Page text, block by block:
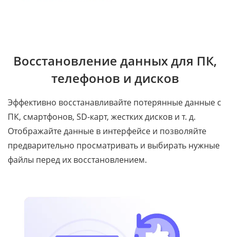
Восстановление данных для ПК,
телефонов и дисков
Эффективно восстанавливайте потерянные данные с
ПК, смартфонов, SD-карт, жестких дисков и т. д.
Отображайте данные в интерфейсе и позволяйте
предварительно просматривать и выбирать нужные
файлы перед их восстановлением.